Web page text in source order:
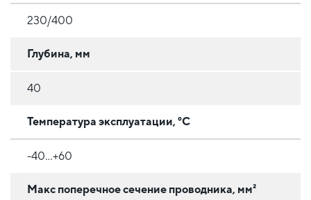
230/400
Глубина, мм
40
Температура эксплуатации, °C
-40...+60
Макс поперечное сечение проводника, мм²